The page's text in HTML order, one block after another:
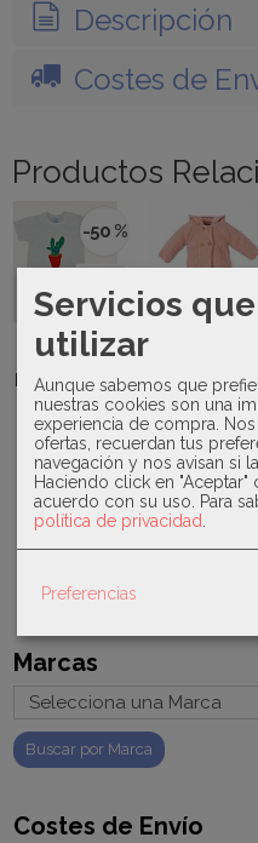
Marcas
Costes de Envío
Descripción
Costes de
Productos
-50 %
Sardón -
Camiseta y
boxer baño...
21,00 €
42,00 €
Francisco
Bebé
41,00
Servicios
utilizar
Aunque sabemos que
nuestras cookies son una
experiencia de compra.
ofertas, recuerdan tus
navegación y nos avisan si
Haciendo click en "Aceptar"
acuerdo con su uso.
Para
política de privacidad
Preferencias